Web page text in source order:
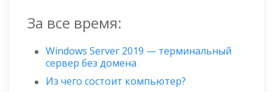
За все время:
Windows Server 2019 — терминальный
сервер без домена
Из чего состоит компьютер?